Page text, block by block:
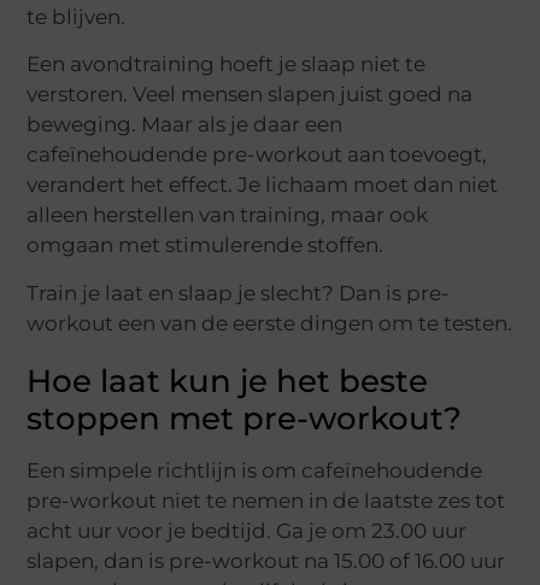
te blijven.
Een avondtraining hoeft je slaap niet te
verstoren. Veel mensen slapen juist goed na
beweging. Maar als je daar een
cafeïnehoudende pre-workout aan toevoegt,
verandert het effect. Je lichaam moet dan niet
alleen herstellen van training, maar ook
omgaan met stimulerende stoffen.
Train je laat en slaap je slecht? Dan is pre-
workout een van de eerste dingen om te testen.
Hoe laat kun je het beste
stoppen met pre-workout?
Een simpele richtlijn is om cafeïnehoudende
pre-workout niet te nemen in de laatste zes tot
acht uur voor je bedtijd. Ga je om 23.00 uur
slapen, dan is pre-workout na 15.00 of 16.00 uur